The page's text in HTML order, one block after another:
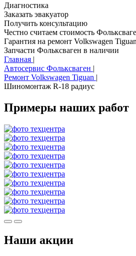
Диагностика
Заказать эвакуатор
Получить консультацию
Честно считаем стоимость
Гарантия на ремонт Volkswagen
Запчасти Фольксваген в наличии
Главная |
Автосервис Фольксваген |
Ремонт Volkswagen Tiguan |
Шиномонтаж R-18 радиус
Примеры наших работ
Наши акции